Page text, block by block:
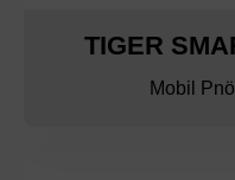
TIGER
Mobil